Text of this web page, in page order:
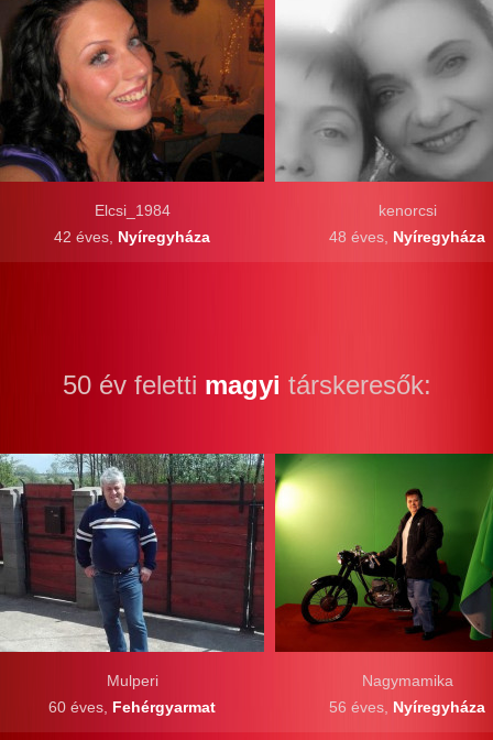
Elcsi_1984
42 éves, Nyíregyháza
kenorcsi
48 éves, Nyíregyháza
50 év feletti magyi társkeresők:
Nagymamika
56 éves, Nyíregyháza
Mulperi
60 éves, Fehérgyarmat